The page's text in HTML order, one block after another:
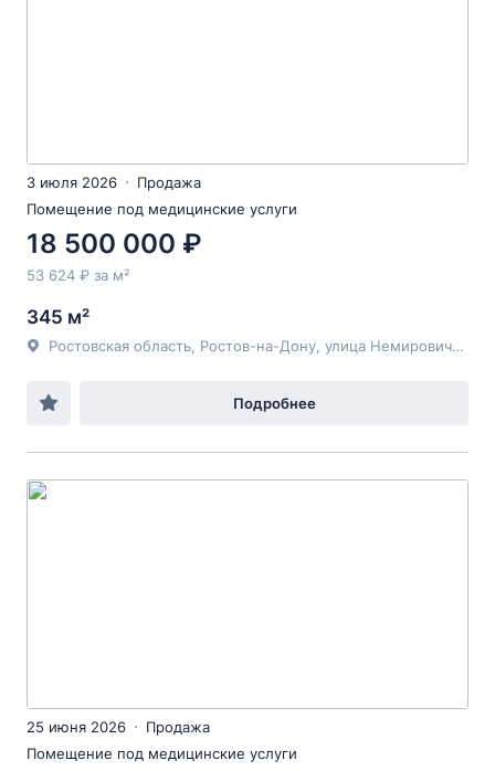
3 июля 2026
Продажа
Помещение под медицинские услуги
18 500 000 ₽
53 624 ₽ за м²
345 м²
Ростовская область, Ростов-на-Дону, улица Немировича-Данченко
Подробнее
25 июня 2026
Продажа
Помещение под медицинские услуги